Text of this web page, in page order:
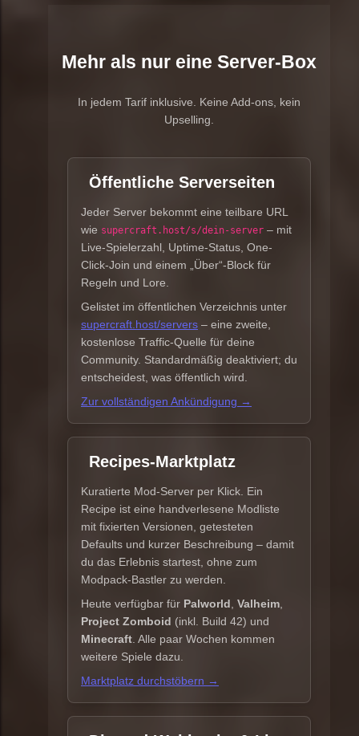
Mehr als nur eine Server-Box
In jedem Tarif inklusive. Keine Add-ons, kein
Upselling.
Öffentliche Serverseiten
Jeder Server bekommt eine teilbare URL
wie supercraft.host/s/dein-server – mit
Live-Spielerzahl, Uptime-Status, One-
Click-Join und einem „Über“-Block für
Regeln und Lore.
Gelistet im öffentlichen Verzeichnis unter
supercraft.host/servers – eine zweite,
kostenlose Traffic-Quelle für deine
Community. Standardmäßig deaktiviert; du
entscheidest, was öffentlich wird.
Zur vollständigen Ankündigung →
Recipes-Marktplatz
Kuratierte Mod-Server per Klick. Ein
Recipe ist eine handverlesene Modliste
mit fixierten Versionen, getesteten
Defaults und kurzer Beschreibung – damit
du das Erlebnis startest, ohne zum
Modpack-Bastler zu werden.
Heute verfügbar für Palworld Valheim
Project Zomboid (inkl. Build 42) und
Minecraft . Alle paar Wochen kommen
weitere Spiele dazu.
Marktplatz durchstöbern →